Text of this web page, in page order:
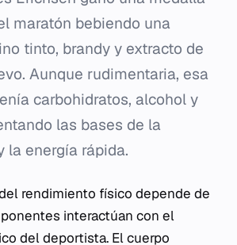
maratón bebiendo una
tinto, brandy y extracto de
Aunque rudimentaria, esa
carbohidratos, alcohol y
las bases de la
la energía rápida.
rendimiento físico depende de
interactúan con el
del deportista. El cuerpo